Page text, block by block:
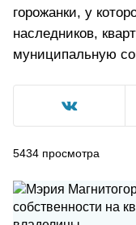
горожанки, у
наследников,
муниципальную
5434 просмотра